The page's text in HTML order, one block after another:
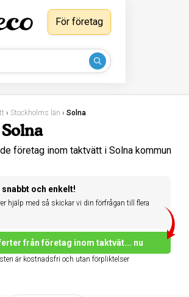
För företag
› Stockholms län › Solna
företag inom taktvätt i Solna kommun
och enkelt!
hjälp med så skickar vi din förfrågan till flera
från företag inom taktvät... nu
är kostnadsfri och utan förpliktelser